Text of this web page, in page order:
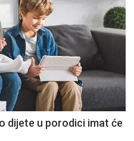
dijete u porodici imat će